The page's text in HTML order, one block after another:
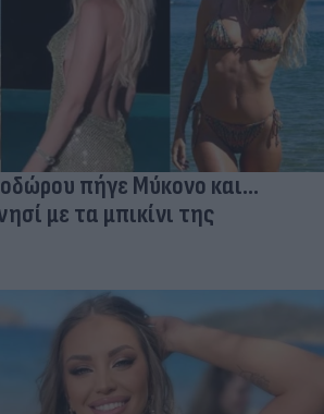
πήγε Μύκονο και...
με τα μπικίνι της